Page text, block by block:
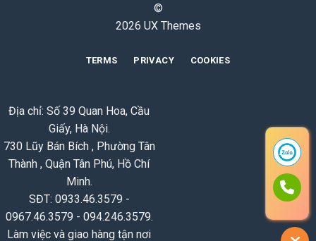
©
2026 UX Themes
TERMS PRIVACY COOKIES
Địa chỉ: Số 39 Quan Hoa, Cầu
Giấy, Hà Nội.
730 Lũy Bán Bích , Phường Tân
Thành , Quận Tân Phú, Hồ Chí
Minh.
SĐT: 0933.46.3579 -
0967.46.3579 - 094.246.3579.
Làm việc và giao hàng tận nơi